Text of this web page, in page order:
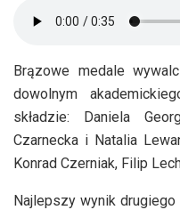
Brązowe medale
dowolnym
składzie: Daniela
Czarnecka i Natalia
Konrad Czerniak, Filip
Najlepszy wynik